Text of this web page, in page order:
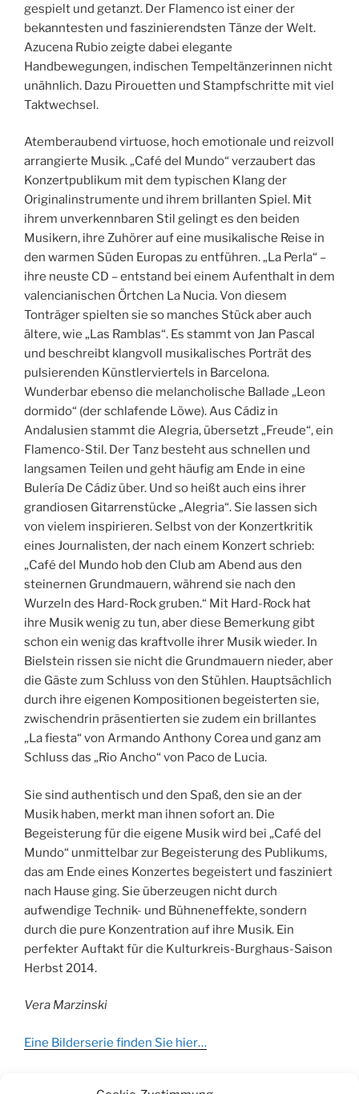
gespielt und getanzt. Der Flamenco ist einer der
bekanntesten und faszinierendsten Tänze der Welt.
Azucena Rubio zeigte dabei elegante
Handbewegungen, indischen Tempeltänzerinnen nicht
unähnlich. Dazu Pirouetten und Stampfschritte mit viel
Taktwechsel.
Atemberaubend virtuose, hoch emotionale und reizvoll
arrangierte Musik. „Café del Mundo“ verzaubert das
Konzertpublikum mit dem typischen Klang der
Originalinstrumente und ihrem brillanten Spiel. Mit
ihrem unverkennbaren Stil gelingt es den beiden
Musikern, ihre Zuhörer auf eine musikalische Reise in
den warmen Süden Europas zu entführen. „La Perla“ –
ihre neuste CD – entstand bei einem Aufenthalt in dem
valencianischen Örtchen La Nucia. Von diesem
Tonträger spielten sie so manches Stück aber auch
ältere, wie „Las Ramblas“. Es stammt von Jan Pascal
und beschreibt klangvoll musikalisches Porträt des
pulsierenden Künstlerviertels in Barcelona.
Wunderbar ebenso die melancholische Ballade „Leon
dormido“ (der schlafende Löwe). Aus Cádiz in
Andalusien stammt die Alegria, übersetzt „Freude“, ein
Flamenco-Stil. Der Tanz besteht aus schnellen und
langsamen Teilen und geht häufig am Ende in eine
Bulería De Cádiz über. Und so heißt auch eins ihrer
grandiosen Gitarrenstücke „Alegria“. Sie lassen sich
von vielem inspirieren. Selbst von der Konzertkritik
eines Journalisten, der nach einem Konzert schrieb:
„Café del Mundo hob den Club am Abend aus den
steinernen Grundmauern, während sie nach den
Wurzeln des Hard-Rock gruben.“ Mit Hard-Rock hat
ihre Musik wenig zu tun, aber diese Bemerkung gibt
schon ein wenig das kraftvolle ihrer Musik wieder. In
Bielstein rissen sie nicht die Grundmauern nieder, aber
die Gäste zum Schluss von den Stühlen. Hauptsächlich
durch ihre eigenen Kompositionen begeisterten sie,
zwischendrin präsentierten sie zudem ein brillantes
„La fiesta“ von Armando Anthony Corea und ganz am
Schluss das „Rio Ancho“ von Paco de Lucia.
Sie sind authentisch und den Spaß, den sie an der
Musik haben, merkt man ihnen sofort an. Die
Begeisterung für die eigene Musik wird bei „Café del
Mundo“ unmittelbar zur Begeisterung des Publikums,
das am Ende eines Konzertes begeistert und fasziniert
nach Hause ging. Sie überzeugen nicht durch
aufwendige Technik- und Bühneneffekte, sondern
durch die pure Konzentration auf ihre Musik. Ein
perfekter Auftakt für die Kulturkreis-Burghaus-Saison
Herbst 2014.
Vera Marzinski
Eine Bilderserie finden Sie hier…